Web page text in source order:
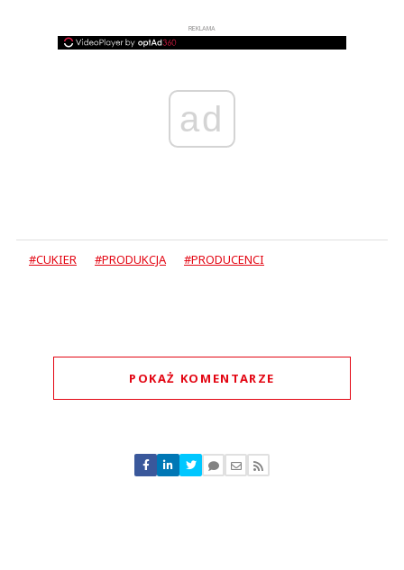
REKLAMA
ad
#CUKIER #PRODUKCJA #PRODUCENCI
POKAŻ KOMENTARZE
Nie znaleziono komentarzy
Zostaw swoje komentarze